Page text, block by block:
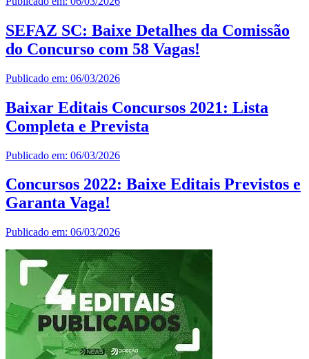
SEFAZ SC: Baixe Detalhes da Comissão
do Concurso com 58 Vagas!
Publicado em: 06/03/2026
Baixar Editais Concursos 2021: Lista
Completa e Prevista
Publicado em: 06/03/2026
Concursos 2022: Baixe Editais Previstos e
Garanta Vaga!
Publicado em: 06/03/2026